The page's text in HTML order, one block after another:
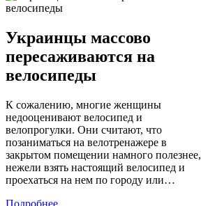
Украинцы массово
пересаживаются на
велосипеды
К сожалению, многие женщины
недооценивают велосипед и
велопрогулки. Они считают, что
позаниматься на велотренажере в
закрытом помещении намного полезнее,
нежели взять настоящий велосипед и
проехаться на нем по городу или…
Подробнее